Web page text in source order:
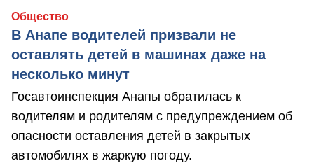
Общество
В Анапе водителей призвали не
оставлять детей в машинах даже на
несколько минут
Госавтоинспекция Анапы обратилась к
водителям и родителям с предупреждением об
опасности оставления детей в закрытых
автомобилях в жаркую погоду.